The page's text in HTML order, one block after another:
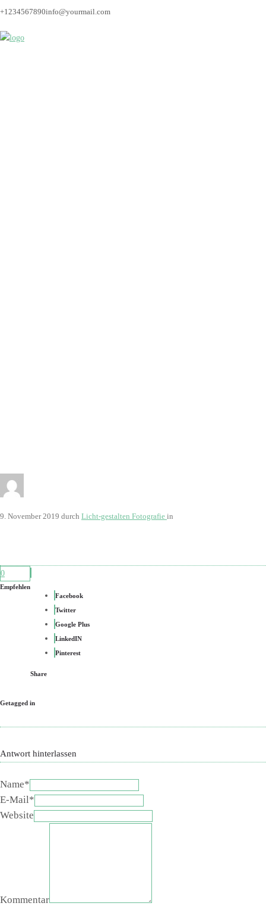
+1234567890info@yourmail.com
9. November 2019 durch Licht-gestalten Fotografie in
0
Empfehlen
Facebook
Twitter
Google Plus
LinkedIN
Pinterest
Share
Getagged in
Antwort hinterlassen
Name*
E-Mail*
Website
Kommentar